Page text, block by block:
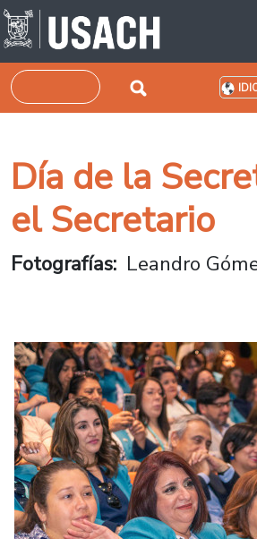
Pasar al contenido principal
Buscar
Día de la
el Secretario
Fotografías Leandro